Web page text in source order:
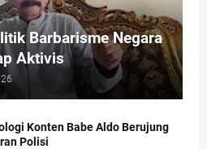
Barbarisme Negara
Aktivis
Konten Babe Aldo Berujung
Polisi